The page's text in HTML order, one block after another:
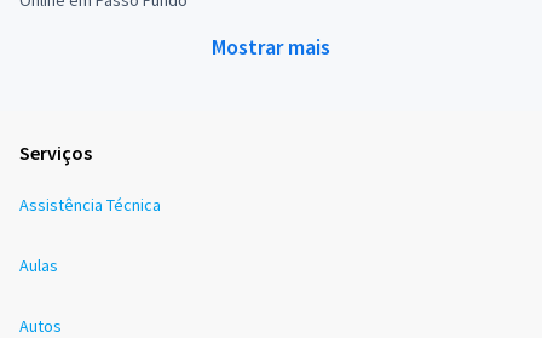
Mostrar mais
Serviços
Assistência Técnica
Aulas
Autos